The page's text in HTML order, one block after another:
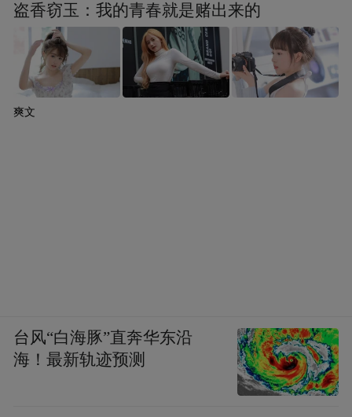
盗香窃玉：我的青春就是赌出来的
爽文
台风“白海豚”直奔华东沿
海！最新轨迹预测